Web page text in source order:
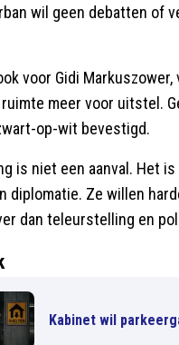
wil geen debatten of
voor Gidi Markuszower,
meer voor uitstel.
op-wit bevestigd.
is niet een aanval. Het
diplomatie. Ze willen
dan teleurstelling en
Kabinet wil